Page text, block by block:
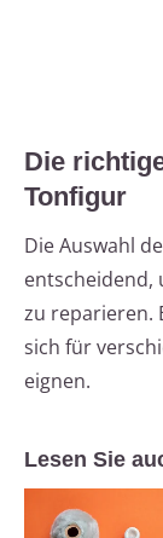
Die
Tonfigur
Die Auswahl
entscheidend,
zu reparieren.
sich für
eignen.
Lesen Sie